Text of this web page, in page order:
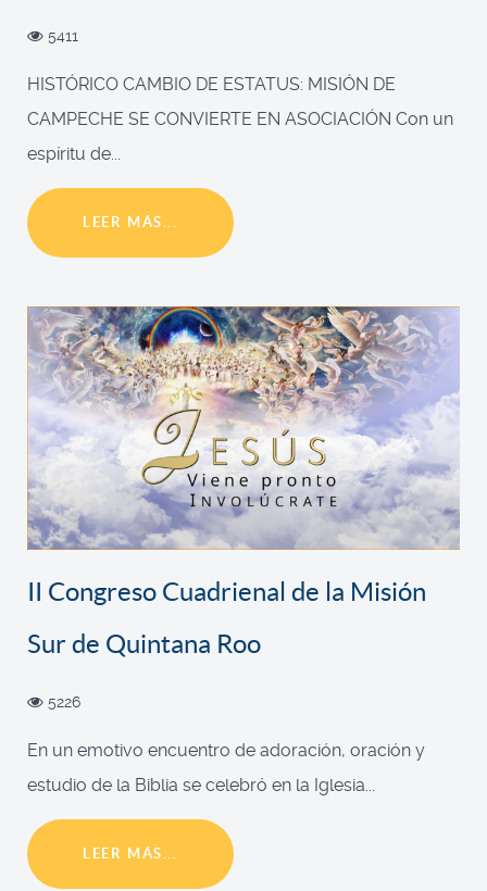
5411
HISTÓRICO CAMBIO DE ESTATUS: MISIÓN DE
CAMPECHE SE CONVIERTE EN ASOCIACIÓN Con un
espíritu de...
LEER MÁS...
II Congreso Cuadrienal de la Misión
Sur de Quintana Roo
5226
En un emotivo encuentro de adoración, oración y
estudio de la Biblia se celebró en la Iglesia...
LEER MÁS...